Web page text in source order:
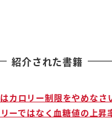
さん4時間しか寝れて
67時8時間寝たいなっ
よね
ートスリーパーになり
じゃなくてもうめるのが
悪いです体力が回復
紹介された書籍
はカロリー制限をやめな
ーではなく血糖値の上昇